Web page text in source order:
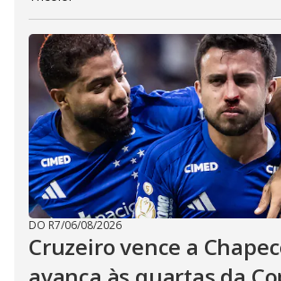
DO R7/06/08/2026
Cruzeiro vence a